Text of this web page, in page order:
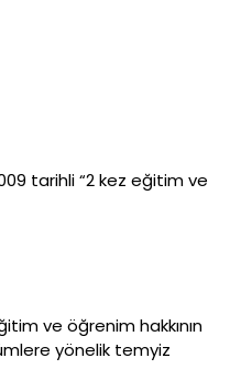
tarihli “2 kez eğitim ve
ve öğrenim hakkının
yönelik temyiz